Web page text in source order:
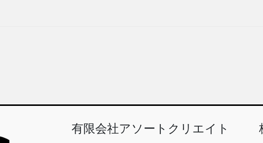
有限会社アソートクリエイト